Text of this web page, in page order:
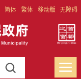
简体 繁体 移动版 无障碍